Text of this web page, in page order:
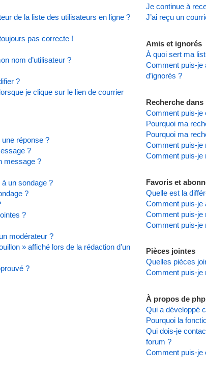
de la liste des utilisateurs en ligne ?
pas correcte !
nom d’utilisateur ?
?
je clique sur le lien de courrier
réponse ?
?
message ?
à un sondage ?
?
?
modérateur ?
» affiché lors de la rédaction d’un
?
Je continue à
J’ai reçu un
Amis et ignorés
À quoi sert ma
Comment puis-je
d’ignorés ?
Recherche
Comment puis-je
Pourquoi ma
Pourquoi ma
Comment puis-je
Comment puis-je
Favoris et
Quelle est la
Comment puis-je
Comment puis-je
Comment puis-je
Pièces jointes
Quelles pièces
Comment puis-je
À propos de
Qui a développé
Pourquoi la
Qui dois-je
forum ?
Comment puis-je